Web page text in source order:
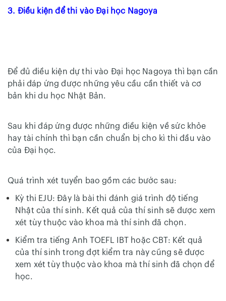
3. Điều kiện để thi vào Đại học Nagoya
Để đủ điều kiện dự thi vào Đại học Nagoya thì bạn cần
phải đáp ứng được những yêu cầu cần thiết và cơ
bản khi du học Nhật Bản.
Sau khi đáp ứng được những điều kiện về sức khỏe
hay tài chính thì bạn cần chuẩn bị cho kì thi đầu vào
của Đại học.
Quá trình xét tuyển bao gồm các bước sau:
Kỳ thi EJU: Đây là bài thi đánh giá trình độ tiếng
Nhật của thí sinh. Kết quả của thí sinh sẽ được xem
xét tùy thuộc vào khoa mà thí sinh đã chọn.
Kiểm tra tiếng Anh TOEFL IBT hoặc CBT: Kết quả
của thí sinh trong đợt kiểm tra này cũng sẽ được
xem xét tùy thuộc vào khoa mà thí sinh đã chọn để
học.